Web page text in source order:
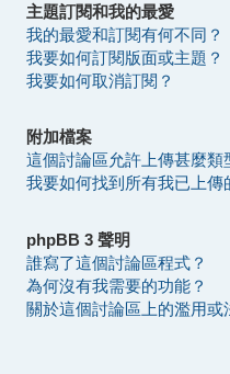
主題訂閱和我的最愛
我的最愛和訂閱有何不同？
我要如何訂閱版面或主題？
我要如何取消訂閱？
附加檔案
這個討論區允許上傳甚麼類
我要如何找到所有我已上傳
phpBB 3 聲明
誰寫了這個討論區程式？
為何沒有我需要的功能？
關於這個討論區上的濫用或